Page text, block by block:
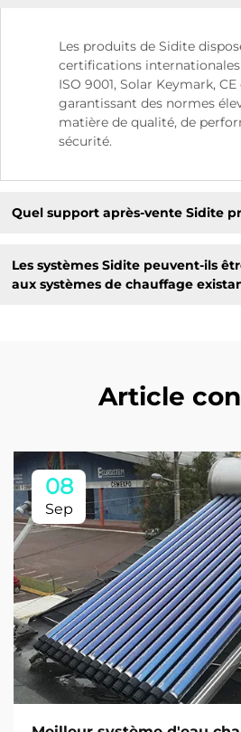
Les produits de Sidite
certifications
ISO 9001, Solar Keymark, CE
garantissant des normes
matière de qualité, de
sécurité.
Quel support après-vente Sidite
Les systèmes Sidite peuvent-ils
aux systèmes de chauffage
Article
08
Sep